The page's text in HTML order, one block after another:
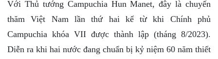
Với Thủ tướng Campuchia Hun Manet, đây là chuyến
thăm Việt Nam lần thứ hai kể từ khi Chính phủ
Campuchia khóa VII được thành lập (tháng 8/2023).
Diễn ra khi hai nước đang chuẩn bị kỷ niệm 60 năm thiết